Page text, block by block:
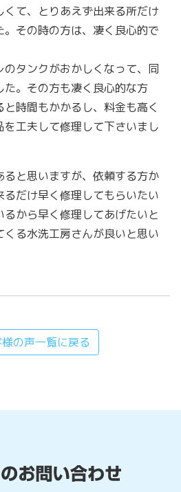
くて、とりあえず出来る所だけ
その時の方は、凄く良心的で
タンクがおかしくなって、同
た。その方も凄く良心的な方
時間もかかるし、料金も高く
工夫して修理して下さいまし
ると思いますが、依頼する方か
だけ早く修理してもらいたい
から早く修理してあげたいと
る水洗工房さんが良いと思い
の声一覧に戻る